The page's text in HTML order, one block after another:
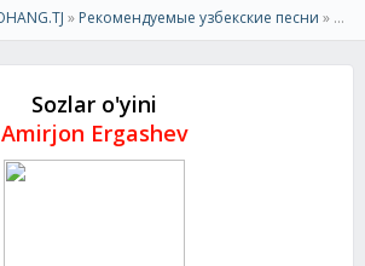
» Рекомендуемые узбекские песни » Amirjon Ergashev - Sozlar o'yini
Sozlar o'yini
Amirjon Ergashev